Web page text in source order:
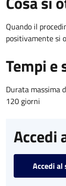
Quando il
positivamente si
Tempi e
Durata massima
120 giorni
Accedi
Accedi al